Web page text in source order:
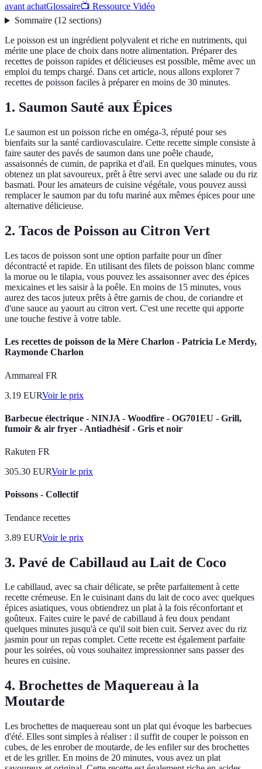
avant achatGlossaire📺 Ressource Vidéo
Sommaire(12 sections)
Le poisson est un ingrédient polyvalent et riche en nutriments, qui
mérite une place de choix dans notre alimentation. Préparer des
recettes de poisson rapides et délicieuses est possible, même avec un
emploi du temps chargé. Dans cet article, nous allons explorer 7
recettes de poisson faciles à préparer en moins de 30 minutes.
1. Saumon Sauté aux Épices
Le saumon est un poisson riche en oméga-3, réputé pour ses
bienfaits sur la santé cardiovasculaire. Cette recette simple consiste à
faire sauter des pavés de saumon dans une poêle chaude,
assaisonnés de cumin, de paprika et d'ail. En quelques minutes, vous
obtenez un plat savoureux, prêt à être servi avec une salade ou du riz
basmati. Pour les amateurs de cuisine végétale, vous pouvez aussi
remplacer le saumon par du tofu mariné aux mêmes épices pour une
alternative délicieuse.
2. Tacos de Poisson au Citron Vert
Les tacos de poisson sont une option parfaite pour un dîner
décontracté et rapide. En utilisant des filets de poisson blanc comme
la morue ou le tilapia, vous pouvez les assaisonner avec des épices
mexicaines et les saisir à la poêle. En moins de 15 minutes, vous
aurez des tacos juteux prêts à être garnis de chou, de coriandre et
d'une sauce au yaourt au citron vert. C'est une recette qui apporte
une touche festive à votre table.
Les recettes de poisson de la Mère Charlon - Patricia Le Merdy,
Raymonde Charlon
Ammareal FR
3.19 EURVoir le prix
Barbecue électrique - NINJA - Woodfire - OG701EU - Grill,
fumoir & air fryer - Antiadhésif - Gris et noir
Rakuten FR
305.30 EURVoir le prix
Poissons - Collectif
Tendance recettes
3.89 EURVoir le prix
3. Pavé de Cabillaud au Lait de Coco
Le cabillaud, avec sa chair délicate, se prête parfaitement à cette
recette crémeuse. En le cuisinant dans du lait de coco avec quelques
épices asiatiques, vous obtiendrez un plat à la fois réconfortant et
goûteux. Faites cuire le pavé de cabillaud à feu doux pendant
quelques minutes jusqu'à ce qu'il soit bien cuit. Servez avec du riz
jasmin pour un repas complet. Cette recette est également parfaite
pour les soirées, où vous souhaitez impressionner sans passer des
heures en cuisine.
4. Brochettes de Maquereau à la
Moutarde
Les brochettes de maquereau sont un plat qui évoque les barbecues
d'été. Elles sont simples à réaliser : il suffit de couper le poisson en
cubes, de les enrober de moutarde, de les enfiler sur des brochettes
et de les griller. En moins de 20 minutes, vous avez un plat